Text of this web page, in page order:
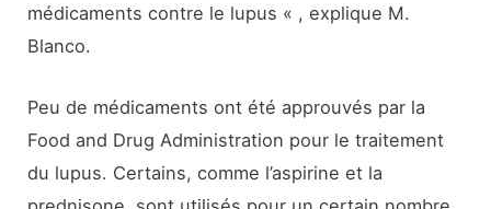
médicaments contre le lupus « , explique M.
Blanco.
Peu de médicaments ont été approuvés par la
Food and Drug Administration pour le traitement
du lupus. Certains, comme l’aspirine et la